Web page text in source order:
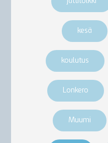
kesä
koulutus
Lonkero
Muumi